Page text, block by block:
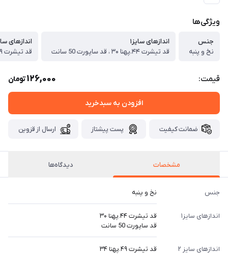
ویژگی‌ها
جنس
نخ و پنبه
اندازهای سایز۱
قد تیشرت ۴۴.پهنا ۳۰ ، قد ساپورت 50 سانت
اندازهای
قد تیشرت ۴۹.پهنا ۳۴ ، قد ساپورت ۵۶ سانت
قیمت: 126,000تومان
افزودن به سبدخرید
ضمانت کیفیت پست پیشتاز ارسال از قزوین
مشخصات دیدگاه‌ها
جنس نخ و پنبه
اندازهای سایز۱
قد تیشرت ۴۴.پهنا ۳۰
قد ساپورت 50 سانت
اندازهای سایز ۲
قد تیشرت ۴۹.پهنا ۳۴